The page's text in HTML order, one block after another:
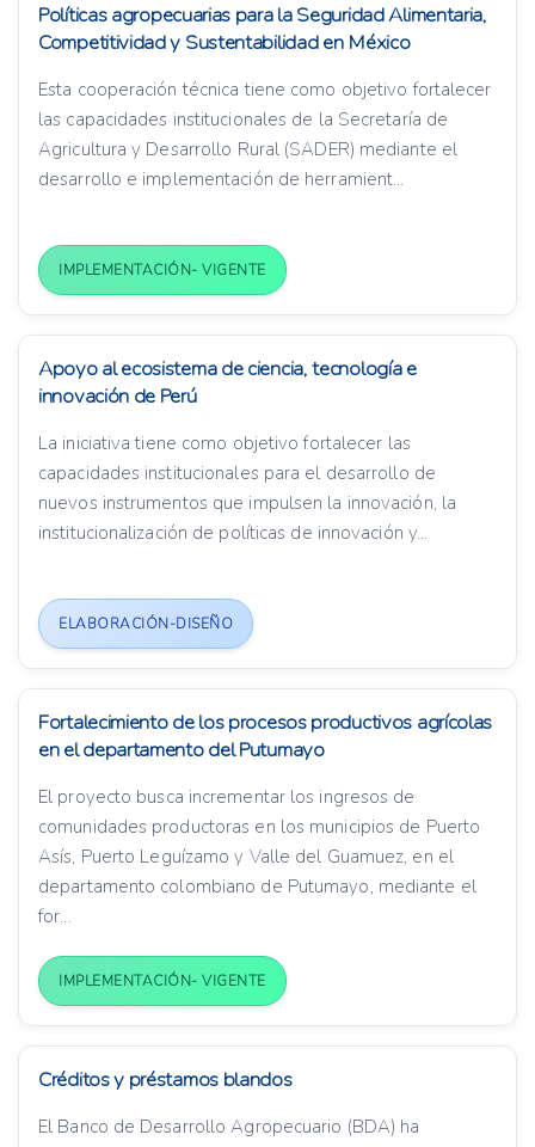
Políticas agropecuarias para la Seguridad Alimentaria,
Competitividad y Sustentabilidad en México
Esta cooperación técnica tiene como objetivo fortalecer
las capacidades institucionales de la Secretaría de
Agricultura y Desarrollo Rural (SADER) mediante el
desarrollo e implementación de herramient...
IMPLEMENTACIÓN- VIGENTE
Apoyo al ecosistema de ciencia, tecnología e
innovación de Perú
La iniciativa tiene como objetivo fortalecer las
capacidades institucionales para el desarrollo de
nuevos instrumentos que impulsen la innovación, la
institucionalización de políticas de innovación y...
ELABORACIÓN-DISEÑO
Fortalecimiento de los procesos productivos agrícolas
en el departamento del Putumayo
El proyecto busca incrementar los ingresos de
comunidades productoras en los municipios de Puerto
Asís, Puerto Leguízamo y Valle del Guamuez, en el
departamento colombiano de Putumayo, mediante el
for...
IMPLEMENTACIÓN- VIGENTE
Créditos y préstamos blandos
El Banco de Desarrollo Agropecuario (BDA) ha